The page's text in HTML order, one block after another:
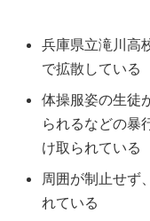
兵庫県立滝川高
で拡散している
体操服姿の生徒
られるなどの暴
け取られている
周囲が制止せず
れている